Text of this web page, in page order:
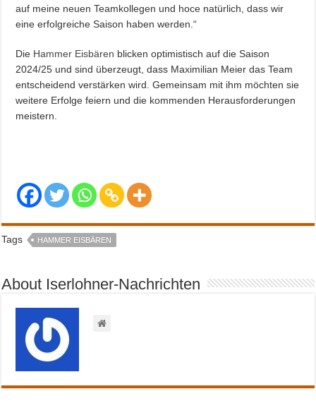
auf meine neuen Teamkollegen und hoce natürlich, dass wir
eine erfolgreiche Saison haben werden.“
Die Hammer Eisbären blicken optimistisch auf die Saison
2024/25 und sind überzeugt, dass Maximilian Meier das Team
entscheidend verstärken wird. Gemeinsam mit ihm möchten sie
weitere Erfolge feiern und die kommenden Herausforderungen
meistern.
Tags HAMMER EISBÄREN
About Iserlohner-Nachrichten